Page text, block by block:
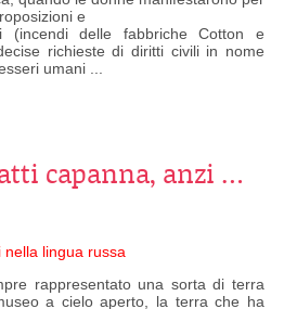
e
(incendi delle fabbriche Cotton e
richieste di diritti civili in nome
umani ...
capanna, anzi …
nella lingua russa
rappresentato una sorta di terra
a cielo aperto, la terra che ha